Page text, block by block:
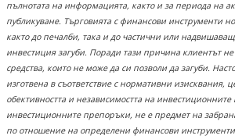
пълнотата на информацията, както и за периода на
публикуване. Търговията с финансови инструменти
както до печалби, така и до частични или
инвестиция загуби. Поради тази причина клиентът
средства, които не може да си позволи да загуби.
изготвена в съответствие с нормативни изисквания,
обективността и независимостта на
инвестиционните препоръки, не е предмет на
по отношение на определени финансови